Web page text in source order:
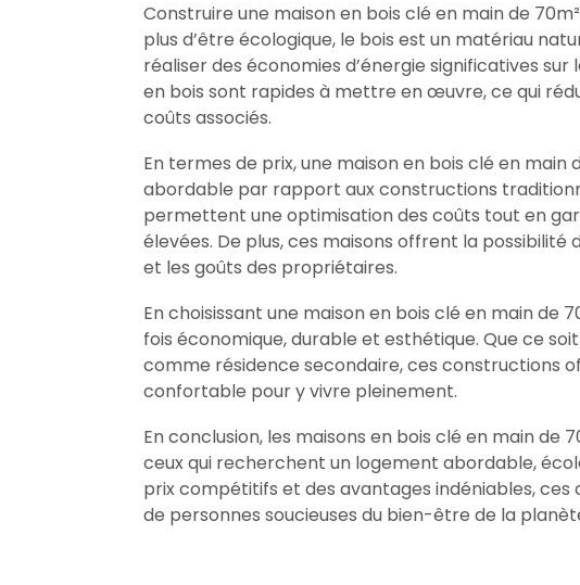
Construire une maison en bois clé en main de
plus d’être écologique, le bois est un matériau
réaliser des économies d’énergie significatives
en bois sont rapides à mettre en œuvre, ce qui
coûts associés.
En termes de prix, une maison en bois clé en
abordable par rapport aux constructions
permettent une optimisation des coûts tout en
élevées. De plus, ces maisons offrent la possibilité
et les goûts des propriétaires.
En choisissant une maison en bois clé en main de
fois économique, durable et esthétique. Que ce
comme résidence secondaire, ces constructions
confortable pour y vivre pleinement.
En conclusion, les maisons en bois clé en main
ceux qui recherchent un logement abordable,
prix compétitifs et des avantages indéniables, ces
de personnes soucieuses du bien-être de la